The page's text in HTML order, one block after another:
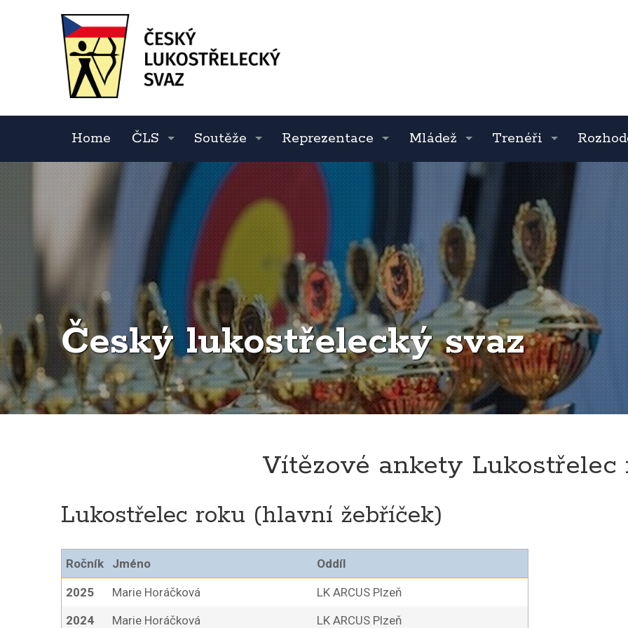
Home ČLS Soutěže Reprezentace Mládež Trenéři
Český lukostřelecký svaz
Vítězové ankety Lukostřelec
Lukostřelec roku (hlavní žebříček)
Ročník Jméno Oddíl
2025 Marie Horáčková
LK ARCUS Plzeň
2024
Marie Horáčková LK ARCUS Plzeň